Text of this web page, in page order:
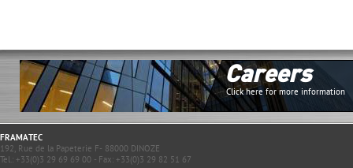
Careers
Click here for more information
FRAMATEC
192, Rue de la Papeterie F- 88000 DINOZE
Tel.: +33(0)3 29 69 69 00 - Fax: +33(0)3 29 82 51 67